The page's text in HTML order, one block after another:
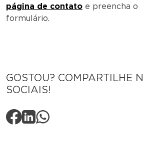
página de contato e preencha o
formulário.
GOSTOU? COMPARTILHE
SOCIAIS!